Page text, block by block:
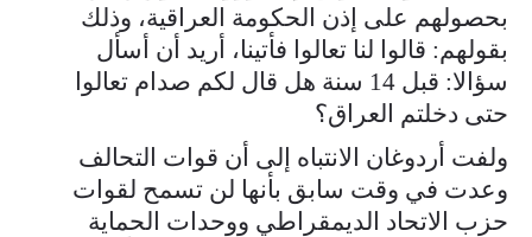
بحصولهم على إذن الحكومة العراقية، وذلك
بقولهم: قالوا لنا تعالوا فأتينا، أريد أن أسأل
سؤالا: قبل 14 سنة هل قال لكم صدام تعالوا
حتى دخلتم العراق؟
ولفت أردوغان الانتباه إلى أن قوات التحالف
وعدت في وقت سابق بأنها لن تسمح لقوات
حزب الاتحاد الديمقراطي ووحدات الحماية